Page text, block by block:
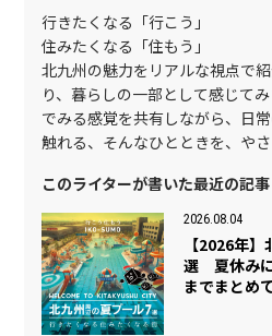
行きたくなる「行こう」
住みたくなる「住もう」
北九州の魅力をリアルな視点で
り、暮らしの一部として感じて
でみる感覚を共有しながら、日
触れる、そんなひとときを、やさ
このライターが書いた最近の記事
2026.08.04
【2026年
選 夏休み
までまとめ